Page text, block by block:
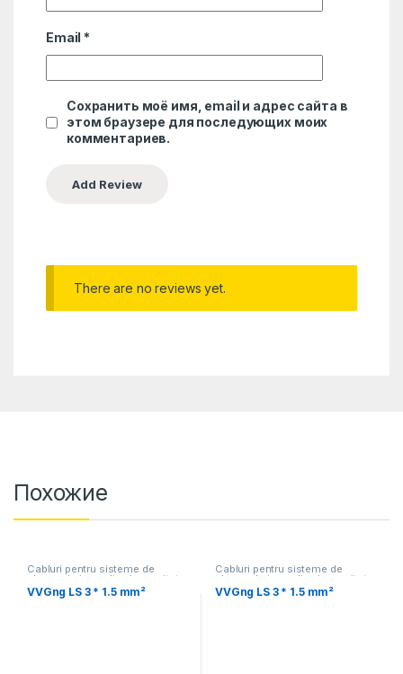
Email *
Сохранить моё имя, email и адрес сайта в
этом браузере для последующих моих
комментариев.
There are no reviews yet.
Похожие
Cabluri pentru sisteme de
alarma de incendiu si securitate
VVGng LS 3 * 1.5 mm²
Cabluri pentru sisteme de
alarma de incendiu si securitate
VVGng LS 3 * 1.5 mm²